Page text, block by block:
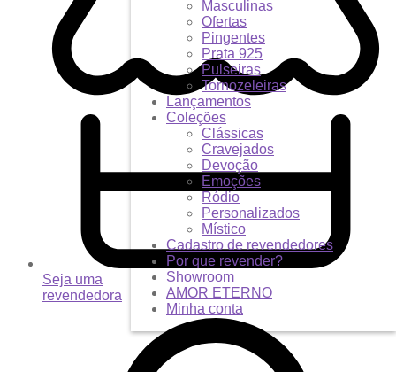
Seja uma
revendedora
Masculinas
Ofertas
Pingentes
Prata 925
Pulseiras
Tornozeleiras
Lançamentos
Coleções
Clássicas
Cravejados
Devoção
Emoções
Ródio
Personalizados
Místico
Cadastro de revendedores
Por que revender?
Showroom
AMOR ETERNO
Minha conta